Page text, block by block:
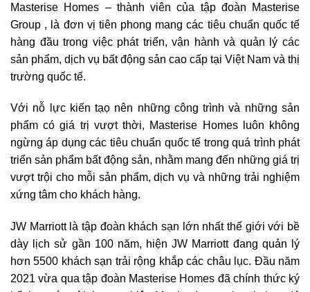
Masterise Homes – thành viên của tập đoàn Masterise
Group , là đơn vị tiên phong mang các tiêu chuẩn quốc tế
hàng đầu trong việc phát triển, vận hành và quản lý các
sản phẩm, dịch vụ bất động sản cao cấp tại Việt Nam và thị
trường quốc tế.
Với nỗ lực kiến tạọ nên những công trình và những sản
phẩm có giá trị vượt thời, Masterise Homes luôn không
ngừng áp dụng các tiêu chuẩn quốc tế trong quá trình phát
triển sản phẩm bất động sản, nhằm mang đến những giá trị
vượt trội cho mỗi sản phẩm, dịch vụ và những trải nghiệm
xứng tâm cho khách hàng.
JW Marriott là tập đoàn khách sạn lớn nhất thế giới với bề
dày lịch sử gần 100 năm, hiện JW Marriott đang quản lý
hơn 5500 khách sạn trải rộng khắp các châu lục. Đầu năm
2021 vừa qua tập đoàn Masterise Homes đã chính thức ký